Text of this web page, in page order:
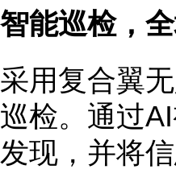
智能巡检，
采用复合翼
巡检。通过
发现，并将